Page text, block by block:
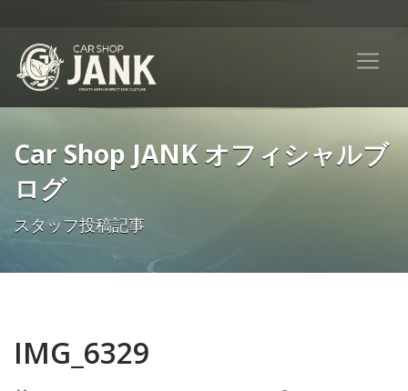
Car Shop JANK オフィシャルブ
ログ
スタッフ投稿記事
IMG_6329